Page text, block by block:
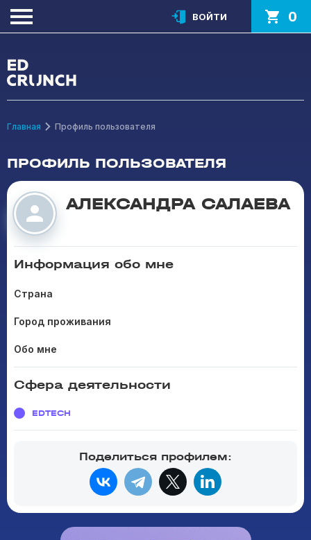
ВОЙТИ 0
Главная Профиль пользователя
ПРОФИЛЬ ПОЛЬЗОВАТЕЛЯ
АЛЕКСАНДРА САЛАЕВА
Информация обо мне
Страна
Город проживания
Обо мне
Сфера деятельности
EDTECH
Поделиться профилем: